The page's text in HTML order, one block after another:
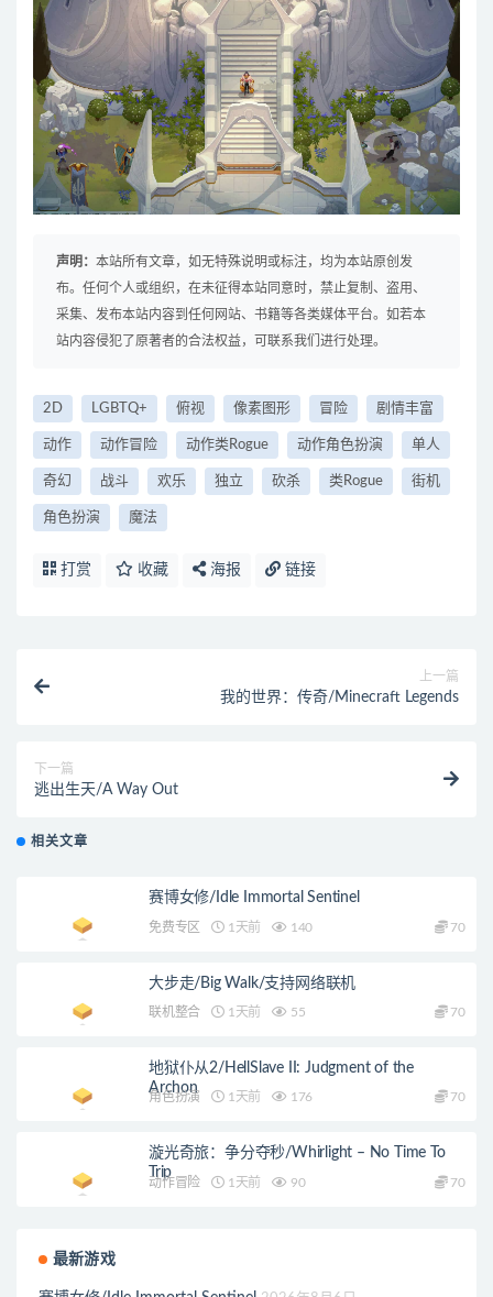
声明： 本站所有文章，如无特殊说明或标注，均为本站原创发
布。任何个人或组织，在未征得本站同意时，禁止复制、盗用、
采集、发布本站内容到任何网站、书籍等各类媒体平台。如若本
站内容侵犯了原著者的合法权益，可联系我们进行处理。
2D LGBTQ+ 俯视 像素图形 冒险 剧情丰富
动作 动作冒险 动作类Rogue 动作角色扮演 单人
奇幻 战斗 欢乐 独立 砍杀 类Rogue 街机
角色扮演 魔法
打赏 收藏 海报 链接
上一篇
我的世界：传奇/Minecraft Legends
下一篇
逃出生天/A Way Out
相关文章
赛博女修/Idle Immortal Sentinel
免费专区 1天前 140 70
大步走/Big Walk/支持网络联机
联机整合 1天前 55 70
地狱仆从2/HellSlave II: Judgment of the
Archon
角色扮演 1天前 176 70
漩光奇旅：争分夺秒/Whirlight – No Time To
Trip
动作冒险 1天前 90 70
最新游戏